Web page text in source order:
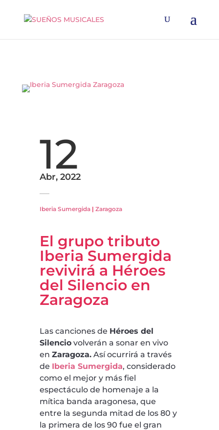
12
Abr, 2022
Iberia Sumergida| Zaragoza
El grupo tributo
Iberia Sumergida
revivirá a Héroes
del Silencio en
Zaragoza
Las canciones de Héroes del
Silenciovolverán a sonar en vivo
en Zaragoza.Así ocurrirá a través
de Iberia Sumergida, considerado
como el mejor y más fiel
espectáculo de homenaje a la
mítica banda aragonesa, que
entre la segunda mitad de los 80 y
la primera de los 90 fue el gran